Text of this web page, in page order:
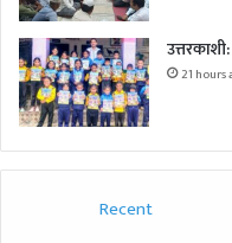
21 hours
Recent